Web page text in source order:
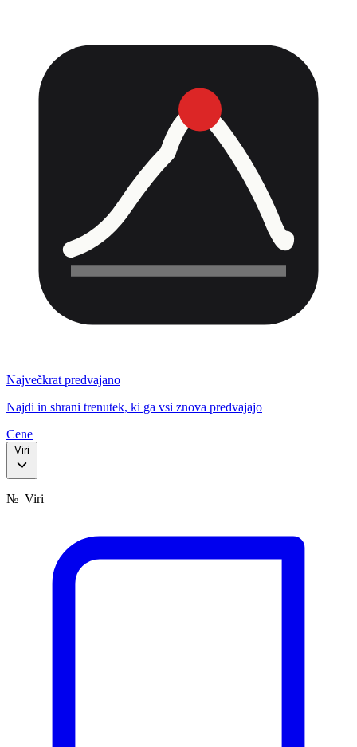
Največkrat predvajano
Najdi in shrani trenutek, ki ga vsi znova predvajajo
Cene
Viri
№ Viri